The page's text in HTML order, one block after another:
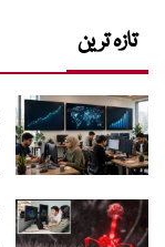
تازہ ترین